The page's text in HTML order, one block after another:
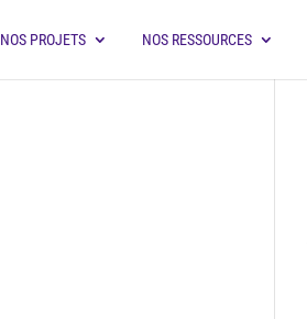
NOS PROJETS NOS RESSOURCES